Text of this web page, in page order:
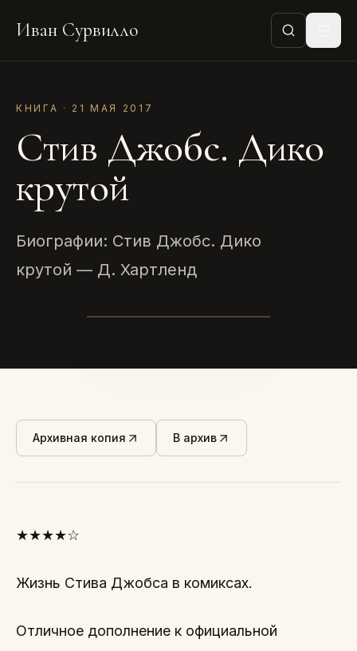
Иван Сурвилло
КНИГА · 21 МАЯ 2017
Стив Джобс. Дико
крутой
Биографии: Стив Джобс. Дико
крутой — Д. Хартленд
Архивная копия В архив
★★★★☆
Жизнь Стива Джобса в комиксах.
Отличное дополнение к официальной